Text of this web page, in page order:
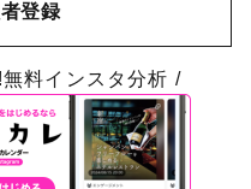
登録
料インスタ分析 /